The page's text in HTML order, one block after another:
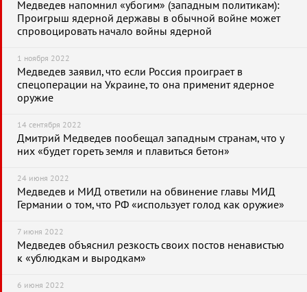
Медведев напомнил «убогим» (западным политикам):
Проигрыш ядерной державы в обычной войне может
спровоцировать начало войны ядерной
1 ноября 2022
Медведев заявил, что если Россия проиграет в
спецоперации на Украине, то она применит ядерное
оружие
14 сентября 2022
Дмитрий Медведев пообещал западным странам, что у
них «будет гореть земля и плавиться бетон»
24 июня 2022
Медведев и МИД ответили на обвинение главы МИД
Германии о том, что РФ «использует голод как оружие»
7 июня 2022
Медведев объяснил резкость своих постов ненавистью
к «ублюдкам и выродкам»
6 июня 2022